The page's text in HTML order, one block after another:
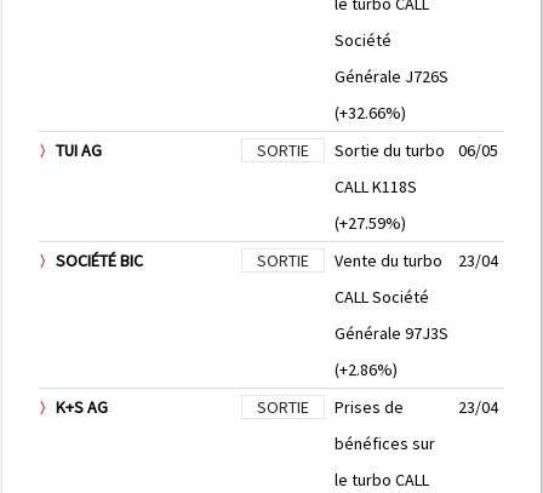
Société
Générale J726S
(+32.66%)
TUI AG
SORTIE
Sortie du turbo
CALL K118S
(+27.59%)
06/05
SOCIÉTÉ BIC SORTIE
Vente du turbo
CALL Société
Générale 97J3S
(+2.86%)
23/04
K+S AG SORTIE
Prises de
bénéfices sur
le turbo CALL
23/04